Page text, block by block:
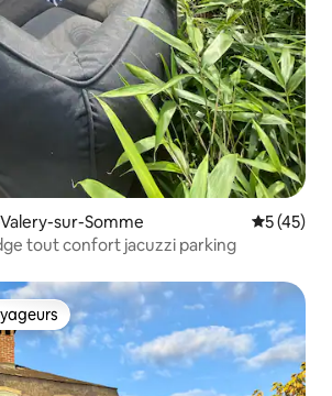
sur-Somme Note
5 (45)
tout confort jacuzzi parking